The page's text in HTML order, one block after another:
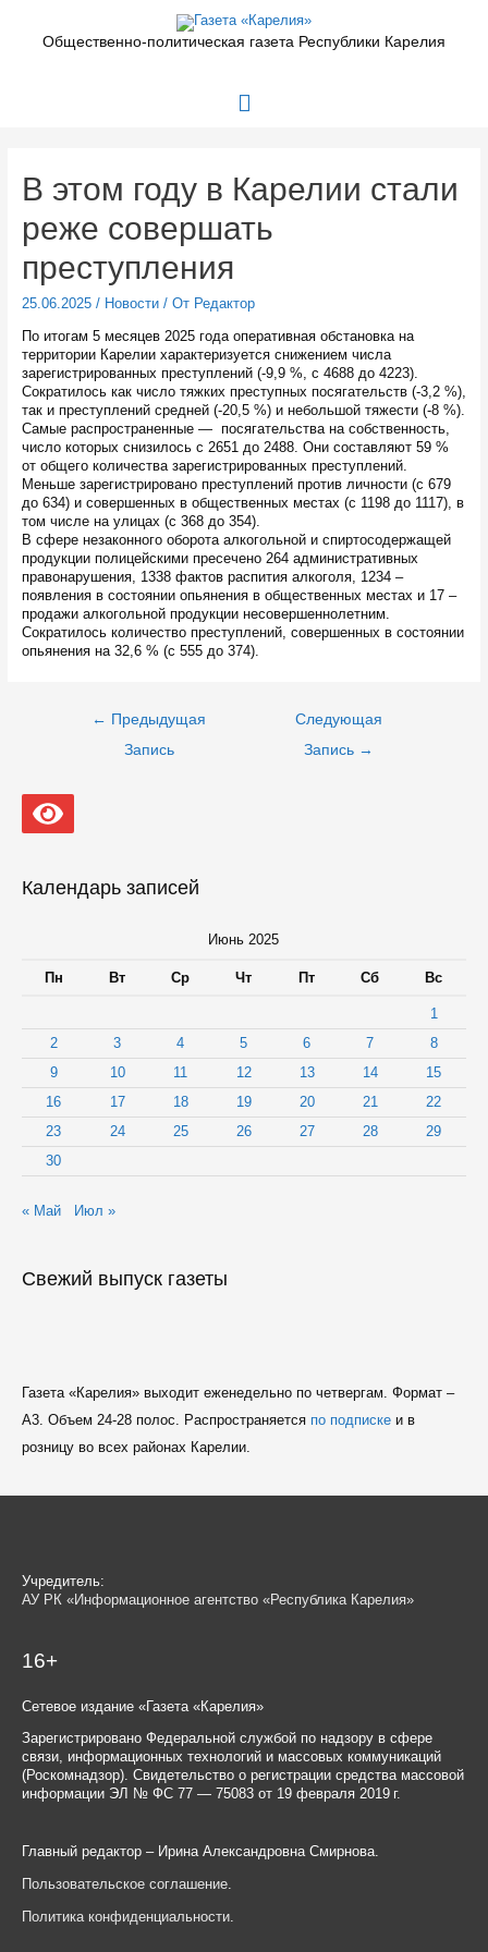
содержимомуОбщественно-политическая газета Республики Карелия
Главное
В этом году в Карелии стали
реже совершать
преступления
25.06.2025/ Новости/ От Редактор
По итогам 5 месяцев 2025 года оперативная обстановка на
территории Карелии характеризуется снижением числа
зарегистрированных преступлений (-9,9 %, с 4688 до 4223).
Сократилось как число тяжких преступных посягательств (-3,2 %),
так и преступлений средней (-20,5 %) и небольшой тяжести (-8 %).
Самые распространенные — посягательства на собственность,
число которых снизилось с 2651 до 2488. Они составляют 59 %
от общего количества зарегистрированных преступлений.
Меньше зарегистрировано преступлений против личности (с 679
до 634) и совершенных в общественных местах (с 1198 до 1117), в
том числе на улицах (с 368 до 354).
В сфере незаконного оборота алкогольной и спиртосодержащей
продукции полицейскими пресечено 264 административных
правонарушения, 1338 фактов распития алкоголя, 1234 –
появления в состоянии опьянения в общественных местах и 17 –
продажи алкогольной продукции несовершеннолетним.
Сократилось количество преступлений, совершенных в состоянии
опьянения на 32,6 % (с 555 до 374).
Навигация
← Предыдущая
Запись
Следующая
Запись →
Календарь записей
Июнь 2025
Пн Вт Ср Чт Пт Сб Вс
1
2
3 4 5 6 7
8
9
10 11 12 13 14
15
16
17 18 19 20 21
22
23
24 25 26 27 28
29
30
« Май Июл »
Свежий выпуск газеты
Газета «Карелия» выходит еженедельно по четвергам. Формат –
A3. Объем 24-28 полос. Распространяется по подпискеи в
розницу во всех районах Карелии.
Учредитель:
АУ РК «Информационное агентство «Республика Карелия»
16+
Сетевое издание «Газета «Карелия»
Зарегистрировано Федеральной службой по надзору в сфере
связи, информационных технологий и массовых коммуникаций
(Роскомнадзор). Свидетельство о регистрации средства массовой
информации ЭЛ № ФС 77 — 75083 от 19 февраля 2019 г.
Главный редактор – Ирина Александровна Смирнова.
Пользовательское соглашение
Политика конфиденциальности